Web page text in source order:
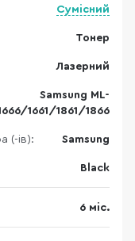
Сумісний
Тонер
Лазерний
Samsung ML-
1661/1861/1866
(-ів): Samsung
Black
6 міс.